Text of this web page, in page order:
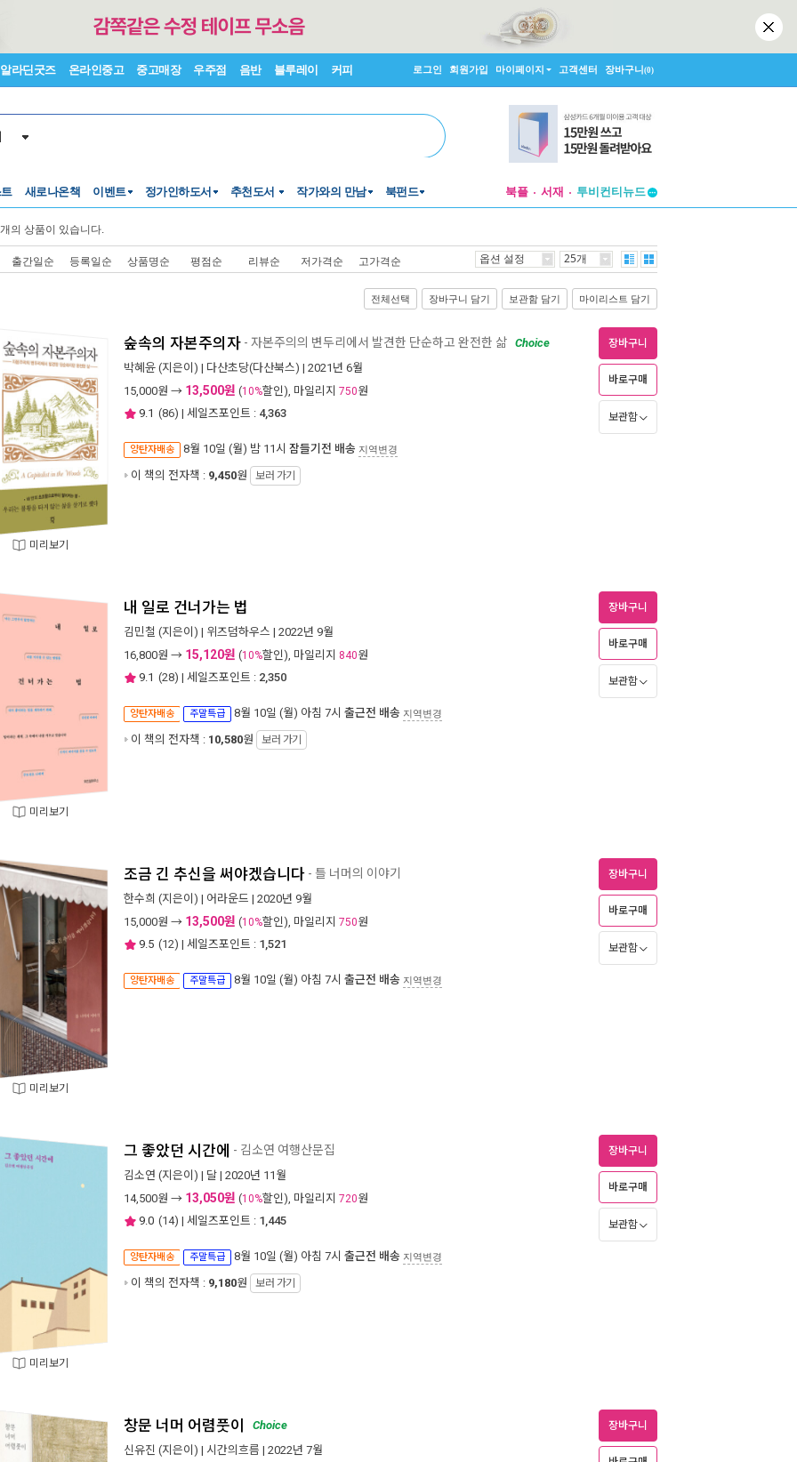
알라딘굿즈 온라인중고 중고매장 우주점 음반 블루레이 커피 로그인 회원가입 마이페이지 고객센터 장바구니(0)
새로나온책 이벤트 정가인하도서 추천도서 작가와의 만남 북펀드 북플 서재
투비컨티뉴드
개의 상품이 있습니다.
출간일순 등록일순 상품명순 평점순 리뷰순 저가격순 고가격순 옵션 설정 25개
전체선택 장바구니 담기 보관함 담기 마이리스트 담기
미리보기
숲속의 자본주의자 - 자본주의의 변두리에서 발견한 단순하고 완전한 삶 Choice
박혜윤 (지은이) | 다산초당(다산북스) | 2021년 6월
15,000원 → 13,500원 (10%할인), 마일리지 750원
9.1 (86) | 세일즈포인트 : 4,363
양탄자배송 8월 10일 (월) 밤 11시 잠들기전 배송 지역변경
이 책의 전자책 : 9,450원 보러 가기
장바구니
바로구매
보관함
미리보기
내 일로 건너가는 법
김민철 (지은이) | 위즈덤하우스 | 2022년 9월
16,800원 → 15,120원 (10%할인), 마일리지 840원
9.1 (28) | 세일즈포인트 : 2,350
양탄자배송 주말특급 8월 10일 (월) 아침 7시 출근전 배송 지역변경
이 책의 전자책 : 10,580원 보러 가기
장바구니
바로구매
보관함
미리보기
조금 긴 추신을 써야겠습니다 - 틀 너머의 이야기
한수희 (지은이) | 어라운드 | 2020년 9월
15,000원 → 13,500원 (10%할인), 마일리지 750원
9.5 (12) | 세일즈포인트 : 1,521
양탄자배송 주말특급 8월 10일 (월) 아침 7시 출근전 배송 지역변경
장바구니
바로구매
보관함
미리보기
그 좋았던 시간에 - 김소연 여행산문집
김소연 (지은이) | 달 | 2020년 11월
14,500원 → 13,050원 (10%할인), 마일리지 720원
9.0 (14) | 세일즈포인트 : 1,445
양탄자배송 주말특급 8월 10일 (월) 아침 7시 출근전 배송 지역변경
이 책의 전자책 : 9,180원 보러 가기
장바구니
바로구매
보관함
창문 너머 어렴풋이
Choice
신유진 (지은이) | 시간의흐름 | 2022년 7월
장바구니